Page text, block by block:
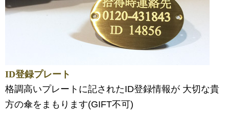
ID登録プレート
格調高いプレートに記されたID登録情報が 大切な貴
方の傘をまもります(GIFT不可)